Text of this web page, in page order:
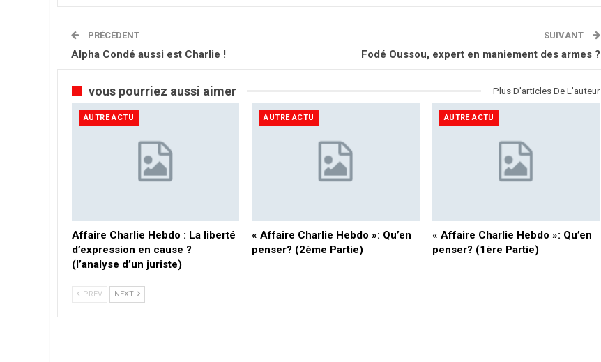
PRÉCÉDENT
Alpha Condé aussi est Charlie !
SUIVANT
Fodé Oussou, expert en maniement des armes ?
vous pourriez aussi aimer Plus D'articles De L'auteur
AUTRE ACTU
Affaire Charlie Hebdo : La liberté
d’expression en cause ?
(l’analyse d’un juriste)
AUTRE ACTU
« Affaire Charlie Hebdo »: Qu’en
penser? (2ème Partie)
AUTRE ACTU
« Affaire Charlie Hebdo »: Qu’en
penser? (1ère Partie)
PREV NEXT